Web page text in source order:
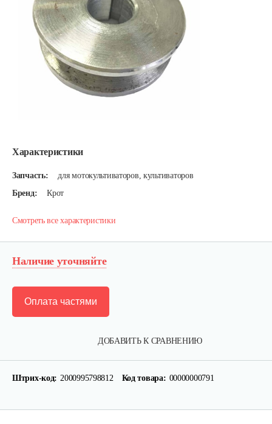
Характеристики
Запчасть:
для мотокультиваторов, культиваторов
Бренд:
Крот
Смотреть все характеристики
Наличие уточняйте
ДОБАВИТЬ К СРАВНЕНИЮ
Оплата частями
Штрих-код: 2000995798812 Код товара: 00000000791